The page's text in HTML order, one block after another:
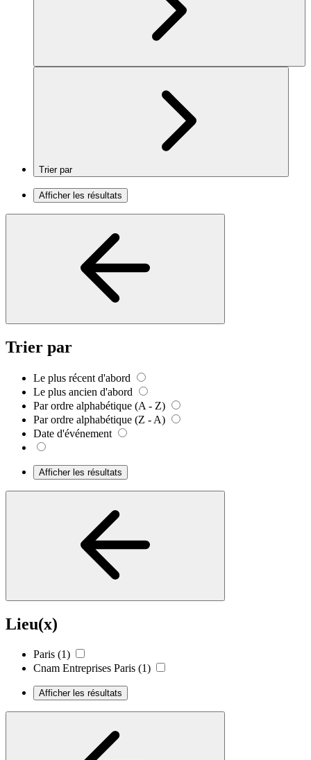
Trier par
Afficher les résultats
Trier par
Le plus récent d'abord
Le plus ancien d'abord
Par ordre alphabétique (A - Z)
Par ordre alphabétique (Z - A)
Date d'événement
Afficher les résultats
Lieu(x)
Paris (1)
Cnam Entreprises Paris (1)
Afficher les résultats